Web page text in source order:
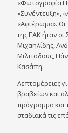
«Φωτογραφία
«Συνέντευξη»,
«Αφιέρωμα». Οι
της ΕΑΚ ήταν
Μιχαηλίδης,
Μιλτιάδους,
Κασάπη.
Λεπτομέρειες
βραβείων και
πρόγραμμα και
σταδιακά τις